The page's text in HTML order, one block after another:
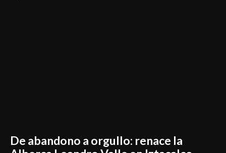
De abandono a orgullo: renace la